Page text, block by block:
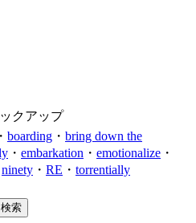
クアップ
・ boarding ・ bring down the
・ embarkation ・ emotionalize ・
ninety ・ RE ・ torrentially